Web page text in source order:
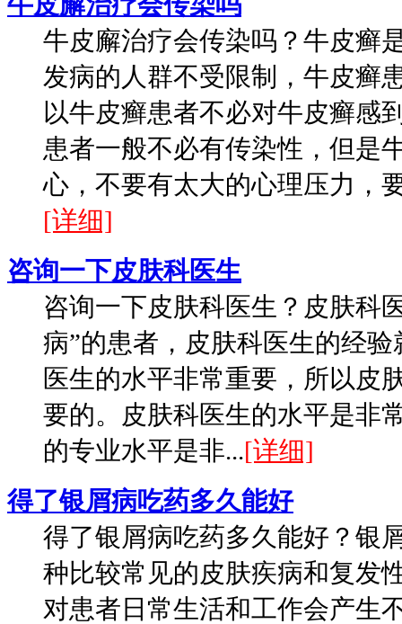
牛皮廨治疗会传染吗？牛皮癣
发病的人群不受限制，牛皮癣
以牛皮癣患者不必对牛皮癣感
患者一般不必有传染性，但是
心，不要有太大的心理压力，
[详细]
咨询一下皮肤科医生
咨询一下皮肤科医生？皮肤科
病”的患者，皮肤科医生的经
医生的水平非常重要，所以皮
要的。皮肤科医生的水平是非
的专业水平是非...[详细]
得了银屑病吃药多久能好
得了银屑病吃药多久能好？银
种比较常见的皮肤疾病和复发
对患者日常生活和工作会产生